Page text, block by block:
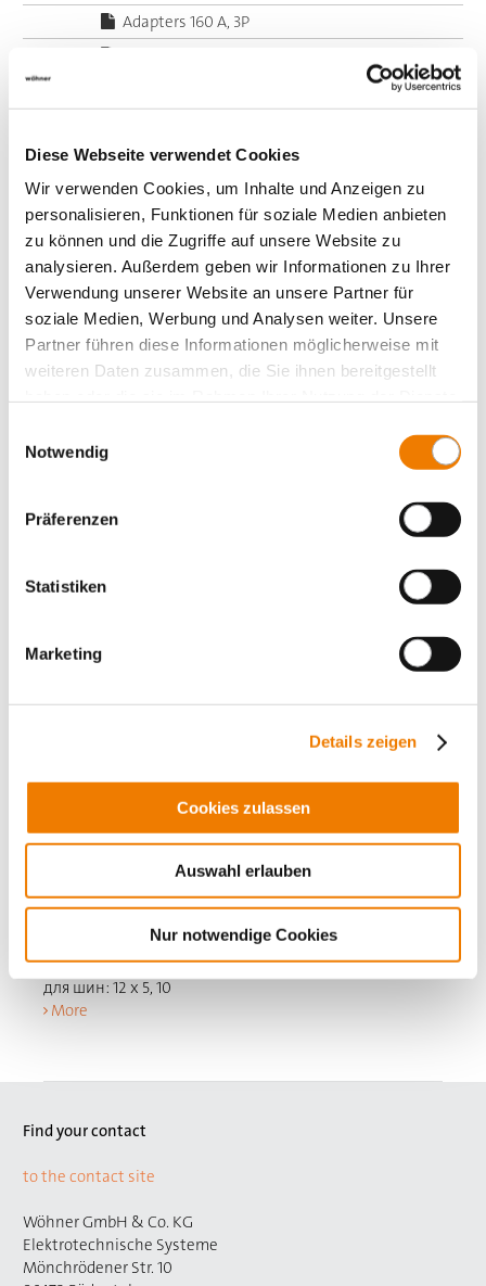
Diese Webseite verwendet Cookies
Wir verwenden Cookies, um Inhalte und Anzeigen zu
personalisieren, Funktionen für soziale Medien anbieten
zu können und die Zugriffe auf unsere Website zu
analysieren. Außerdem geben wir Informationen zu Ihrer
Verwendung unserer Website an unsere Partner für
soziale Medien, Werbung und Analysen weiter. Unsere
Partner führen diese Informationen möglicherweise mit
weiteren Daten zusammen, die Sie ihnen bereitgestellt
Notwendig
Präferenzen
Statistiken
Marketing
Details zeigen
Cookies zulassen
Auswahl erlauben
Nur notwendige Cookies
Adapters 160 A, 3P
System 30Compact, 5-pole
System 60Classic, 3-pole
System 60Classic, 4-pole
System 60Classic, 5-pole
System 185Power
Центральный ввод питания
Value Added Services
32591000
EQUES 30Compact
54 x 160, с проводами AWG 8 (10 мм²)
для шин: 12 x 5, 10
More
Find your contact
to the contact site
Wöhner GmbH & Co. KG
Elektrotechnische Systeme
Mönchrödener Str. 10